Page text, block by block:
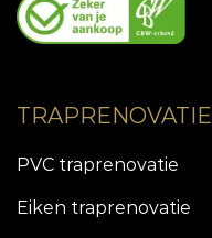
TRAPRENOVATIE
PVC traprenovatie
Eiken traprenovatie